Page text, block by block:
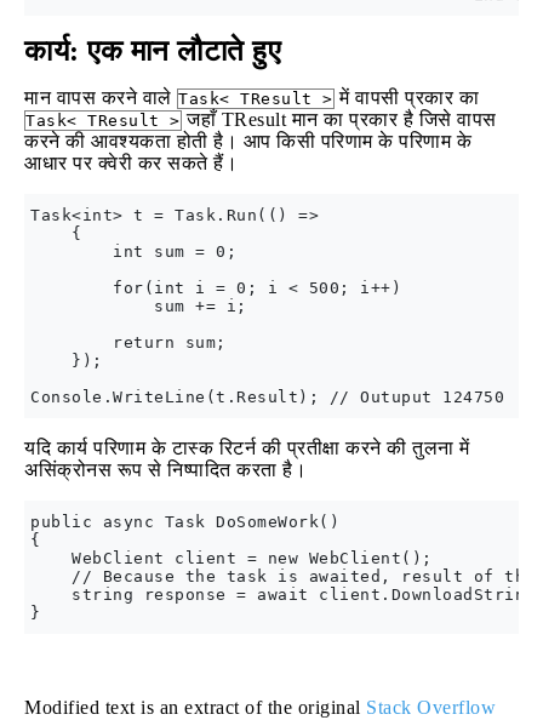
कार्य: एक मान लौटाते हुए
मान वापस करने वाले Task< TResult > में वापसी प्रकार का
Task< TResult > जहाँ TResult मान का प्रकार है जिसे वापस
करने की आवश्यकता होती है। आप किसी परिणाम के परिणाम के
आधार पर क्वेरी कर सकते हैं।
Task<int> t = Task.Run(() =>
    {
        int sum = 0;
        for(int i = 0; i < 500; i++)
            sum += i;
        return sum;
    });
यदि कार्य परिणाम के टास्क रिटर्न की प्रतीक्षा करने की तुलना में
असिंक्रोनस रूप से निष्पादित करता है।
public async Task DoSomeWork()
{
    WebClient client = new WebClient();
// Because the task is awaited, result of
string response = await
Modified text is an extract of the original Stack Overflow